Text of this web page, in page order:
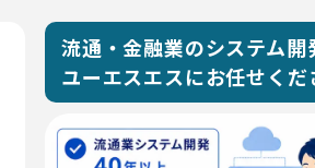
流通・金融業のシステム開
ユーエスエスにお任せくだ